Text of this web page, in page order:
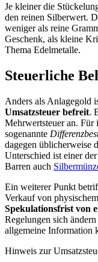
Je kleiner die
den reinen Silberwert.
weniger als reine
Geschenk, als kleine
Thema Edelmetalle.
Steuerliche
Anders als Anlagegold
Umsatzsteuer befreit.
Mehrwertsteuer an.
sogenannte
dagegen üblicherweise
Unterschied ist einer
Barren auch
Ein weiterer Punkt
Verkauf von
Spekulationsfrist von
Regelungen sich
allgemeine Information
Hinweis zur